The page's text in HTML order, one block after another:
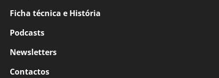
Ficha técnica e História
Podcasts
Newsletters
Contactos